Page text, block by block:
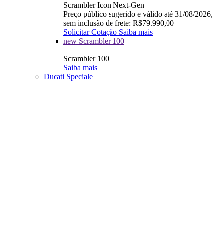
Scrambler Icon Next-Gen
Preço público sugerido e válido até 31/08/2026,
sem inclusão de frete: R$79.990,00
Solicitar Cotação Saiba mais
new Scrambler 100
Scrambler 100
Saiba mais
Ducati Speciale